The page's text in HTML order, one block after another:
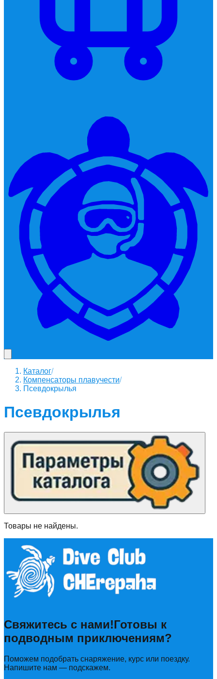
Каталог/
Компенсаторы плавучести/
Псевдокрылья
Псевдокрылья
Товары не найдены.
Свяжитесь с нами!Готовы к
подводным приключениям?
Поможем подобрать снаряжение, курс или поездку.
Напишите нам — подскажем.